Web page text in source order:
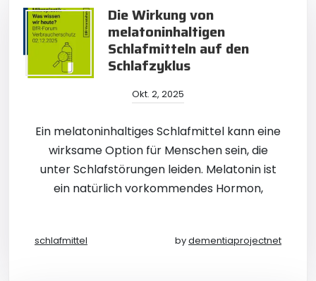
Die Wirkung von
melatoninhaltigen
Schlafmitteln auf den
Schlafzyklus
Okt. 2, 2025
Ein melatoninhaltiges Schlafmittel kann eine
wirksame Option für Menschen sein, die
unter Schlafstörungen leiden. Melatonin ist
ein natürlich vorkommendes Hormon,
schlafmittel bydementiaprojectnet